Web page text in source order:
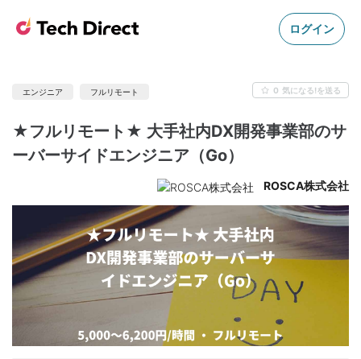
ログイン
エンジニア フルリモート 0 気になる!を送る
★フルリモート★ 大手社内DX開発事業部のサ
ーバーサイドエンジニア（Go）
ROSCA株式会社